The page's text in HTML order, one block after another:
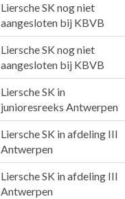
Liersche SK nog niet
aangesloten bij KBVB
Liersche SK nog niet
aangesloten bij KBVB
Liersche SK in
junioresreeks Antwerpen
Liersche SK in afdeling III
Antwerpen
Liersche SK in afdeling III
Antwerpen